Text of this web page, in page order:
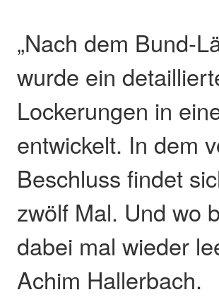
„Nach dem Bund-
wurde ein
Lockerungen in
entwickelt. In dem
Beschluss findet
zwölf Mal. Und wo
dabei mal wieder
Achim Hallerbach.